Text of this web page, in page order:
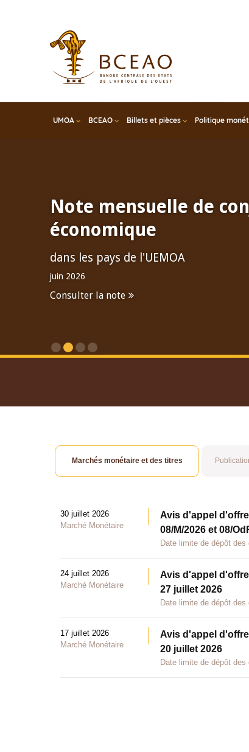
UMOA BCEAO Billets et pièces Politique
Note mensuelle de
économique
dans les pays de l'UEMOA
juin 2026
Consulter la note
Marchés monétaire et des titres
30 juillet 2026
Marché Monétaire
Avis d'appel
08/M/2026 et 08/
Date limite de dépôt
24 juillet 2026
Marché Monétaire
Avis d'appel
27 juillet 2026
Date limite de dépôt
17 juillet 2026
Marché Monétaire
Avis d'appel
20 juillet 2026
Date limite de dépôt